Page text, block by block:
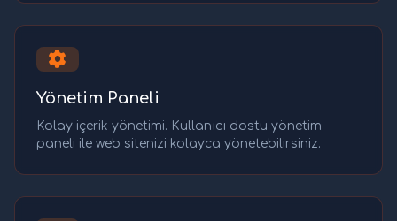
Yönetim Paneli
Kolay içerik yönetimi. Kullanıcı dostu yönetim
paneli ile web sitenizi kolayca yönetebilirsiniz.